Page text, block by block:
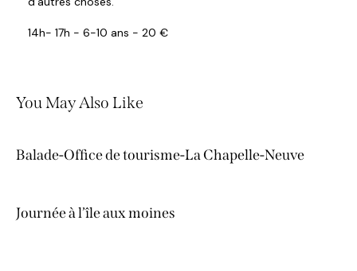
14h- 17h - 6-10 ans - 20 €
You May Also Like
Balade-Office de tourisme-La Chapelle-Neuve
Journée à l’île aux moines